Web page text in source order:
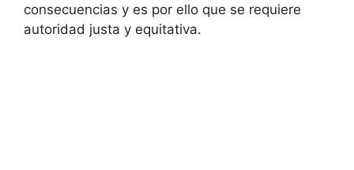
consecuencias y es por ello que se requiere
autoridad justa y equitativa.